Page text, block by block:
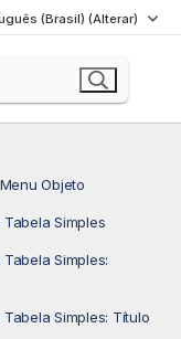
(Brasil) (Alterar)
Objeto
Simples
Simples:
Simples: Título